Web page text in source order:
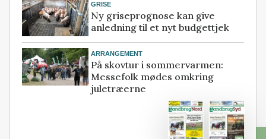
GRISE
Ny griseprognose kan give
anledning til et nyt budgettjek
ARRANGEMENT
På skovtur i sommervarmen:
Messefolk mødes omkring
juletræerne